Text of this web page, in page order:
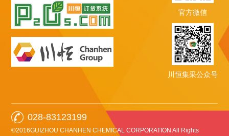
官方微信
川恒集采公众号
028-83123199
©2016GUIZHOU CHANHEN CHEMICAL CORPORATION All Rights